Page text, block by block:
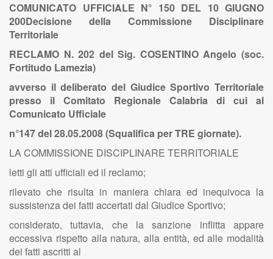
COMUNICATO UFFICIALE N° 150 DEL 10 GIUGNO
200Decisione della Commissione Disciplinare
Territoriale
RECLAMO N. 202 del Sig. COSENTINO Angelo (soc.
Fortitudo Lamezia)
avverso il deliberato del Giudice Sportivo Territoriale
presso il Comitato Regionale Calabria di cui al
Comunicato Ufficiale
n°147 del 28.05.2008 (Squalifica per TRE giornate).
LA COMMISSIONE DISCIPLINARE TERRITORIALE
letti gli atti ufficiali ed il reclamo;
rilevato che risulta in maniera chiara ed inequivoca la
sussistenza dei fatti accertati dal Giudice Sportivo;
considerato, tuttavia, che la sanzione inflitta appare
eccessiva rispetto alla natura, alla entità, ed alle modalità
dei fatti ascritti al